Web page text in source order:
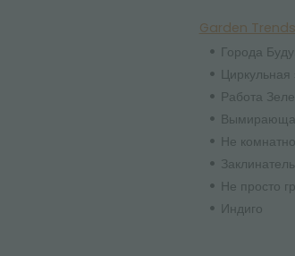
Garden
Города
Циркульная
Работа
Не
Не просто
Индиго